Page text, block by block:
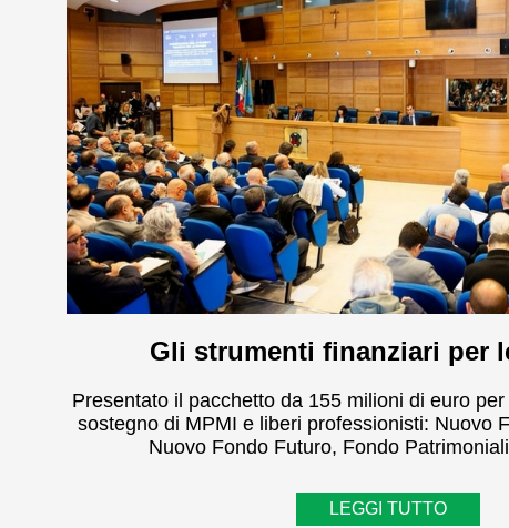
Gli strumenti finanziari per
Presentato il pacchetto da 155 milioni di euro
sostegno di MPMI e liberi professionisti: Nuovo
Nuovo Fondo Futuro, Fondo
LEGGI TUTTO